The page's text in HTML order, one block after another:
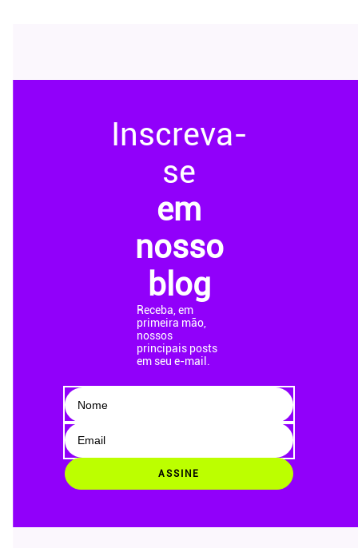
Inscreva-
se
em
nosso
blog
Receba, em
primeira mão,
nossos
principais posts
em seu e-mail.
ASSINE